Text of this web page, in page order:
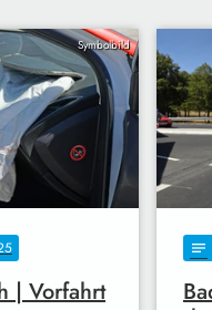
Symbolbild
| Vorfahrt
notes